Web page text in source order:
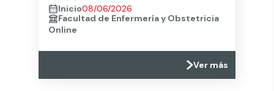
Inicio08/06/2026
Facultad de Enfermería y Obstetricia
Online
Ver más